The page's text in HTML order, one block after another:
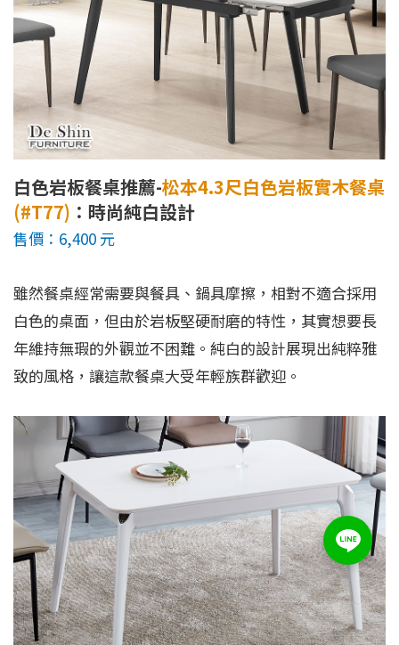
白色岩板餐桌推薦-松本4.3尺白色岩板實木餐桌
(#T77) ：時尚純白設計
售價：6,400 元
雖然餐桌經常需要與餐具、鍋具摩擦，相對不適合採用
白色的桌面，但由於岩板堅硬耐磨的特性，其實想要長
年維持無瑕的外觀並不困難。純白的設計展現出純粹雅
致的風格，讓這款餐桌大受年輕族群歡迎。